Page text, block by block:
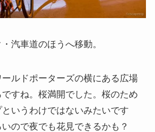
汽車道のほうへ移動。
ルドポーターズの横にある広場
すね。桜満開でした。桜のため
いうわけではないみたいです
ので夜でも花見できるかも？